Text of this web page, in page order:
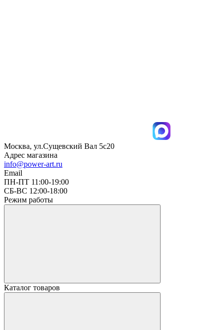
Москва, ул.Сущевский Вал 5с20
Адрес магазина
info@power-art.ru
Email
ПН-ПТ 11:00-19:00
СБ-ВС 12:00-18:00
Режим работы
Каталог товаров